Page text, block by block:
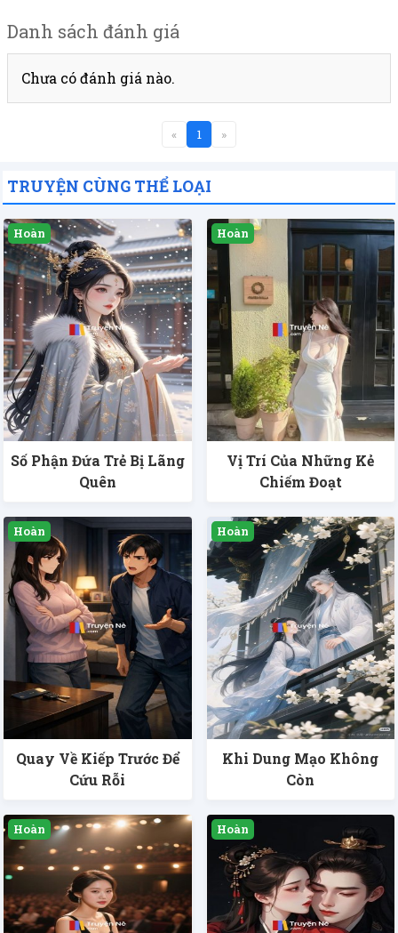
Danh sách đánh giá
Chưa có đánh giá nào.
« 1 »
TRUYỆN CÙNG THỂ LOẠI
Số Phận Đứa Trẻ Bị Lãng
Quên
Vị Trí Của Những Kẻ
Chiếm Đoạt
Quay Về Kiếp Trước Để
Cứu Rỗi
Khi Dung Mạo Không
Còn